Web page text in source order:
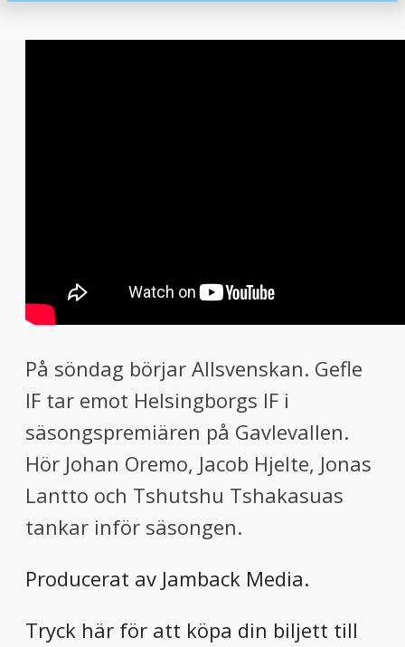
På söndag börjar Allsvenskan. Gefle
IF tar emot Helsingborgs IF i
säsongspremiären på Gavlevallen.
Hör Johan Oremo, Jacob Hjelte, Jonas
Lantto och Tshutshu Tshakasuas
tankar inför säsongen.
Producerat av Jamback Media.
Tryck här för att köpa din biljett till